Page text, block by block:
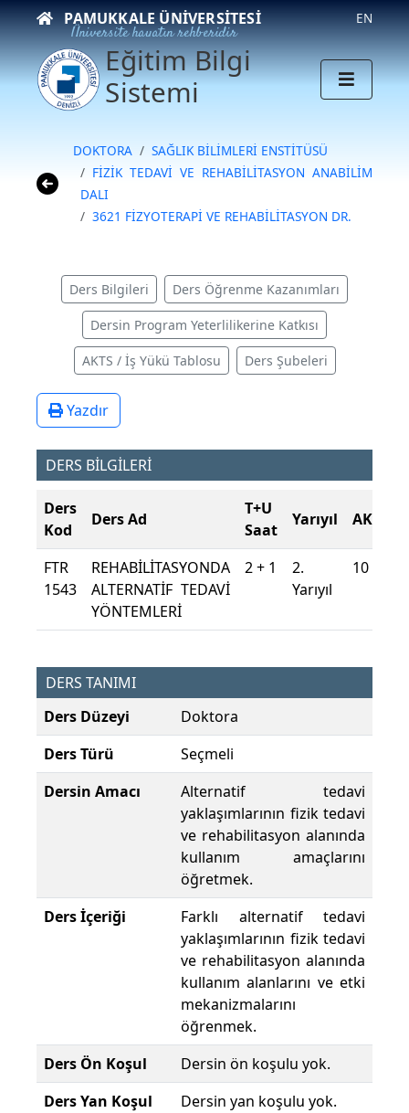
PAMUKKALE ÜNIVERSITESI
Üniversite hayatın rehberidir
EN
Eğitim Bilgi
Sistemi
DOKTORA
SAĞLIK BİLİMLERİ ENSTİTÜSÜ
FİZİK TEDAVİ VE REHABİLİTASYON ANABİLİM
DALI
3621 FİZYOTERAPİ VE REHABİLİTASYON DR.
Ders Bilgileri Ders Öğrenme Kazanımları
Dersin Program Yeterlilikerine Katkısı
AKTS / İş Yükü Tablosu Ders Şubeleri
Yazdır
DERS BİLGİLERİ
Ders
Kod
Ders Ad
T+U
Saat
Yarıyıl AKTS
FTR
1543
REHABİLİTASYONDA
ALTERNATİF TEDAVİ
YÖNTEMLERİ
2 + 1
2.
Yarıyıl
10
DERS TANIMI
Ders Düzeyi
Doktora
Ders Türü
Seçmeli
Dersin Amacı
Alternatif tedavi
yaklaşımlarının fizik tedavi
ve rehabilitasyon alanında
kullanım amaçlarını
öğretmek.
Ders İçeriği
Farklı alternatif tedavi
yaklaşımlarının fizik tedavi
ve rehabilitasyon alanında
kullanım alanlarını ve etki
mekanizmalarını
öğrenmek.
Ders Ön Koşul
Dersin ön koşulu yok.
Ders Yan Koşul
Dersin yan koşulu yok.